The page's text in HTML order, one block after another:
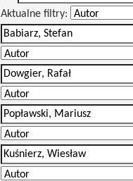
Aktualne filtry: